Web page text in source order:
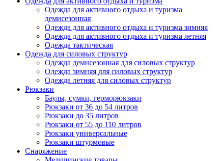
Одежда для активного отдыха и туризма
демисезонная
Одежда для активного отдыха и туризма зимняя
Одежда для активного отдыха и туризма летняя
Одежда тактическая
Одежда для силовых структур
Одежда демисезонная для силовых структур
Одежда зимняя для силовых структур
Одежда летняя для силовых структур
Рюкзаки
Баулы, сумки, герморюкзаки
Рюкзаки от 36 до 54 литров
Рюкзаки до 35 литров
Рюкзаки от 55 до 110 литров
Рюкзаки универсальные
Рюкзаки штурмовые
Снаряжение